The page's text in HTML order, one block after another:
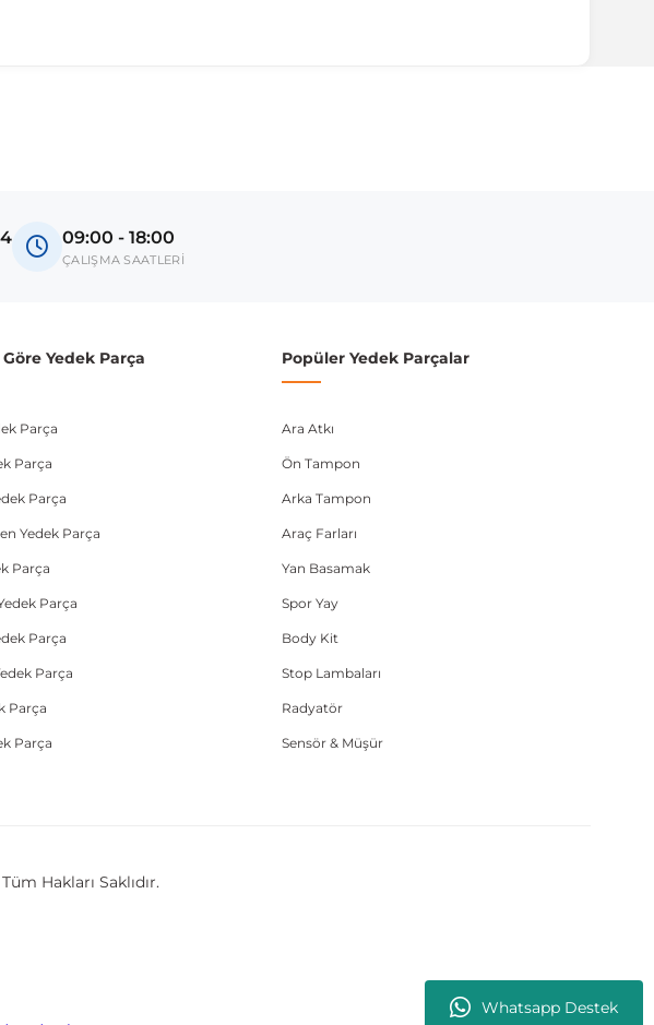
Whatsapp Destek
önce OEM numarası veya şasi numarası ile uyumluluğu kontrol
09:00 - 18:00
ÇALIŞMA SAATLERİ
Göre Yedek Parça
Parça
Parça
Parça
Yedek Parça
Parça
Parça
Parça
Parça
Parça
Parça
Popüler Yedek Parçalar
Ara Atkı
Ön Tampon
Arka Tampon
Araç Farları
Yan Basamak
Spor Yay
Body Kit
Stop Lambaları
Radyatör
Sensör & Müşür
Hakları Saklıdır.